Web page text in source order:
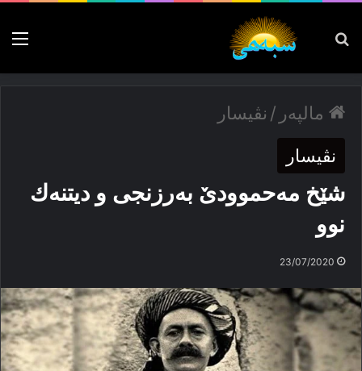
پەیدا بکە
مالپەر / نڤیسار
نڤیسار
شێخ مەحموودێ بەرزنجی و دیتنەك
نوو
23/07/2020